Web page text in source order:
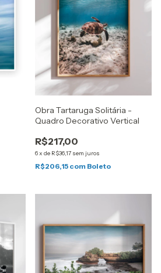
Obra Tartaruga Solitária -
Quadro Decorativo Vertical
R$217,00
6x de R$36,17 sem juros
R$206,15 com Boleto